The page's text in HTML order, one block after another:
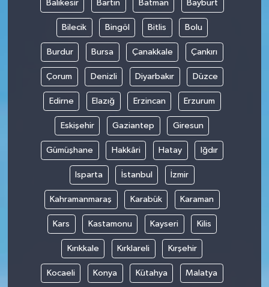
Balıkesir Bartın Batman Bayburt
Bilecik Bingöl Bitlis Bolu
Burdur Bursa Çanakkale Çankırı
Çorum Denizli Diyarbakır Düzce
Edirne Elazığ Erzincan Erzurum
Eskişehir Gaziantep Giresun
Gümüşhane Hakkâri Hatay Iğdır
Isparta İstanbul İzmir
Kahramanmaraş Karabük Karaman
Kars Kastamonu Kayseri Kilis
Kırıkkale Kırklareli Kırşehir
Kocaeli Konya Kütahya Malatya